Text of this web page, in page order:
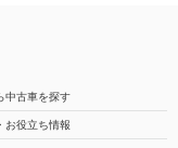
中古車を探す
お役立ち情報